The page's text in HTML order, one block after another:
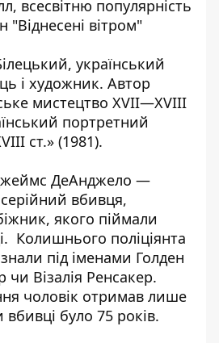
всесвітню популярність
"Віднесені вітром"
український
і художник. Автор
мистецтво XVII—XVIII
портретний
ст.» (1981).
ДеАнджело —
вбивця,
якого піймали
Колишнього поліціянта
під іменами Голден
Візалія Ренсакер.
чоловік отримав лише
вбивці було 75 років.